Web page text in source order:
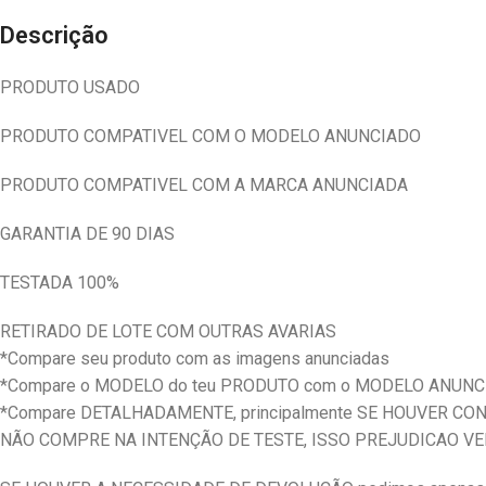
Descrição
PRODUTO USADO
PRODUTO COMPATIVEL COM O MODELO ANUNCIADO
PRODUTO COMPATIVEL COM A MARCA ANUNCIADA
GARANTIA DE 90 DIAS
TESTADA 100%
RETIRADO DE LOTE COM OUTRAS AVARIAS
*Compare seu produto com as imagens anunciadas
*Compare o MODELO do teu PRODUTO com o MODELO
*Compare DETALHADAMENTE, principalmente SE HOUVER
NÃO COMPRE NA INTENÇÃO DE TESTE, ISSO PREJUDICAO